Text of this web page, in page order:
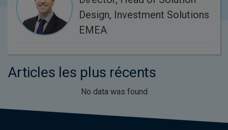
Design, Investment Solutions
EMEA
Articles les plus récents
No data was found